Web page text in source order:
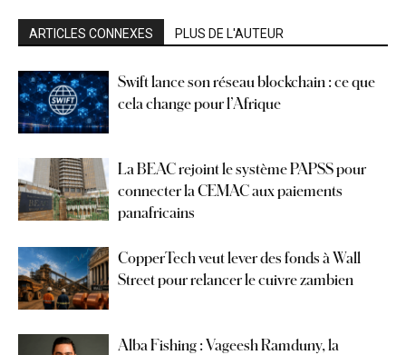
ARTICLES CONNEXES PLUS DE L'AUTEUR
Swift lance son réseau blockchain : ce que
cela change pour l’Afrique
La BEAC rejoint le système PAPSS pour
connecter la CEMAC aux paiements
panafricains
CopperTech veut lever des fonds à Wall
Street pour relancer le cuivre zambien
Alba Fishing : Vageesh Ramduny, la